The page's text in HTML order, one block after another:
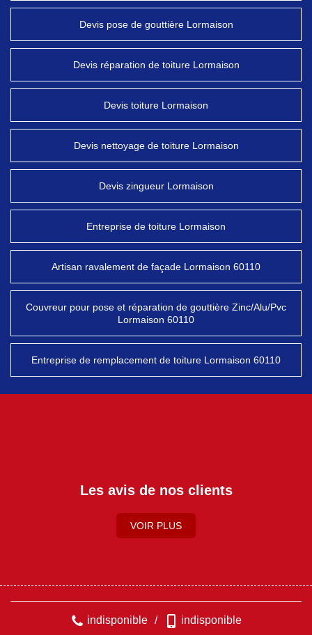
Devis pose de gouttière Lormaison
Devis réparation de toiture Lormaison
Devis toiture Lormaison
Devis nettoyage de toiture Lormaison
Devis zingueur Lormaison
Entreprise de toiture Lormaison
Artisan ravalement de façade Lormaison 60110
Couvreur pour pose et réparation de gouttière Zinc/Alu/Pvc
Lormaison 60110
Entreprise de remplacement de toiture Lormaison 60110
Les avis de nos clients
VOIR PLUS
indisponible / indisponible